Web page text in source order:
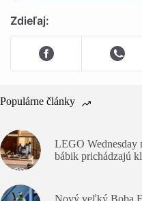
Zdieľaj:
Populárne články
LEGO Wednesday
bábik prichádzajú
Nový veľký Boba